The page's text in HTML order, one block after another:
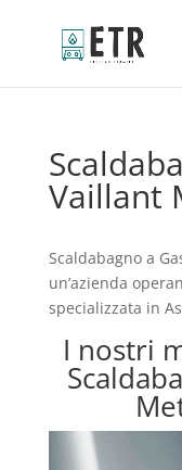
Vaillant
Scaldabagno a
un’azienda
specializzata in
I nostri